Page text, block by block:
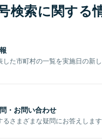
検索に関する
した市町村の一覧を実施日の新
・お問い合わせ
さまざまな疑問にお答えします